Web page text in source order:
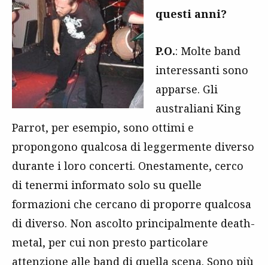
questi anni?
P.O.: Molte band
interessanti sono
apparse. Gli
australiani King
Parrot, per esempio, sono ottimi e
propongono qualcosa di leggermente diverso
durante i loro concerti. Onestamente, cerco
di tenermi informato solo su quelle
formazioni che cercano di proporre qualcosa
di diverso. Non ascolto principalmente death-
metal, per cui non presto particolare
attenzione alle band di quella scena. Sono più